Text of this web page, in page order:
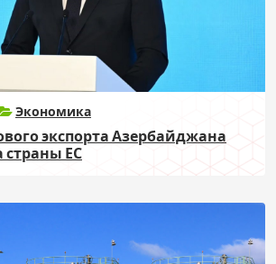
Экономика
экспорта Азербайджана
страны ЕС